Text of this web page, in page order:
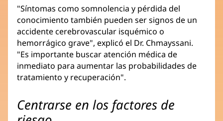
"Síntomas como somnolencia y pérdida del
conocimiento también pueden ser signos de un
accidente cerebrovascular isquémico o
hemorrágico grave", explicó el Dr. Chmayssani.
"Es importante buscar atención médica de
inmediato para aumentar las probabilidades de
tratamiento y recuperación".
Centrarse en los factores de